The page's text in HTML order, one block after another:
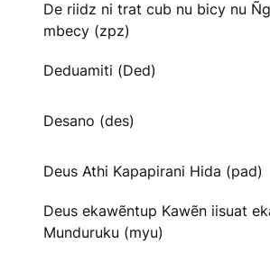
De riidz ni trat cub nu bicy nu
mbecy (zpz)
Deduamiti (Ded)
Desano (des)
Deus Athi Kapapirani Hida (pad)
Deus ekawẽntup Kawẽn iisuat
Munduruku (myu)